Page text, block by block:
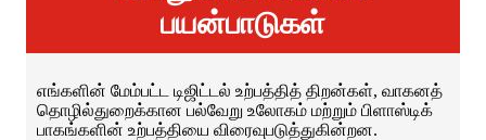
பயன்பாடுகள்
எங்களின் மேம்பட்ட டிஜிட்டல் உற்பத்தித் திறன்கள், வாகனத்
தொழில்துறைக்கான பல்வேறு உலோகம் மற்றும் பிளாஸ்டிக்
பாகங்களின் உற்பத்தியை விரைவுபடுத்துகின்றன.